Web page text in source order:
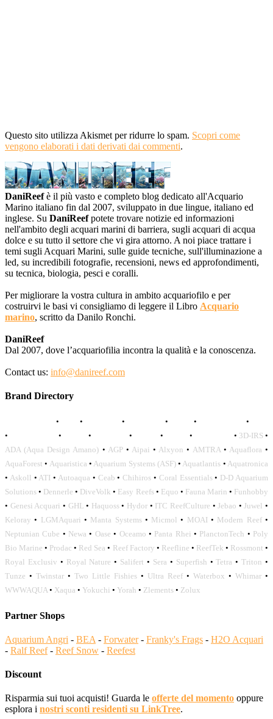
Questo sito utilizza Akismet per ridurre lo spam. Scopri come
vengono elaborati i dati derivati dai commenti.
DaniReefè il più vasto e completo blog dedicato all'Acquario
Marino italiano fin dal 2007, sviluppato in due lingue, italiano ed
inglese. Su DaniReefpotete trovare notizie ed informazioni
nell'ambito degli acquari marini di barriera, sugli acquari di acqua
dolce e su tutto il settore che vi gira attorno. A noi piace trattare i
temi sugli Acquari Marini, sulle guide tecniche, sull'illuminazione a
led, su incredibili fotografie, recensioni, news ed approfondimenti,
su tecnica, biologia, pesci e coralli.
Per migliorare la vostra cultura in ambito acquariofilo e per
costruirvi le basi vi consigliamo di leggere il Libro Acquario
marino, scritto da Danilo Ronchi.
DaniReef
Dal 2007, dove l’acquariofilia incontra la qualità e la conoscenza.
Contact us: info@danireef.com
Brand Directory
• • • • • •
•
• • • • • • 3D-IRS •
ADA (Aqua Design Amano) • AGP• Aipai • Alxyon • AMTRA• Aquaflora •
AquaForest • Aquaristica • Aquarium Systems (ASF)• Aquatlantis • Aquatronica
• Askoll • ATI • Autoaqua • Ceab • Chihiros • Coral Essentials• D-D Aquarium
Solutions • Dennerle • DiveVolk • Easy Reefs• Equo • Fauna Marin • Funhobby
• Genesi Acquari • GHL • Haquoss• Hydor • ITC ReefCulture •Jebao •Juwel •
Keloray • LGMAquari • Manta Systems• Micmol • MOAI • Modern Reef•
Neptunian Cube • Newa • Oase • Oceamo • Panta Rhei • PlanctonTech • Poly
Bio Marine • Prodac • Red Sea • Reef Factory • Reefline • ReefTek • Rossmont •
Royal Exclusiv • Royal Nature • Salifert • Sera • Superfish •Tetra •Triton •
Tunze • Twinstar • Two Little Fishies • Ultra Reef • Waterbox • Whimar •
WWWAQUA• Xaqua • Yokuchi • Yorah • Zlements • Zolux
Partner Shops
Aquarium Angri - BEA - Forwater- Franky's Frags - H2O Acquari
- Ralf Reef- Reef Snow - Reefest
Discount
Risparmia sui tuoi acquisti! Guarda le offerte del momento oppure
esplora i nostri sconti residenti su LinkTree.